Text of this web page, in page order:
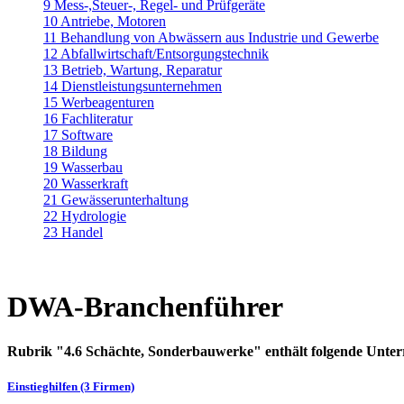
9 Mess-,Steuer-, Regel- und Prüfgeräte
10 Antriebe, Motoren
11 Behandlung von Abwässern aus Industrie und Gewerbe
12 Abfallwirtschaft/Entsorgungstechnik
13 Betrieb, Wartung, Reparatur
14 Dienstleistungsunternehmen
15 Werbeagenturen
16 Fachliteratur
17 Software
18 Bildung
19 Wasserbau
20 Wasserkraft
21 Gewässerunterhaltung
22 Hydrologie
23 Handel
DWA-Branchenführer
Rubrik "4.6 Schächte, Sonderbauwerke" enthält folgende
Einstieghilfen (3 Firmen)